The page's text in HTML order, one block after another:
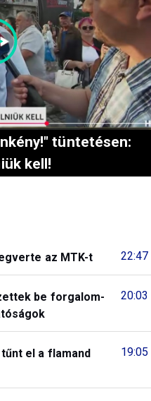
tüntetésen:
kell!
22:47
az MTK-t
20:03
be forgalom-
19:05
el a flamand